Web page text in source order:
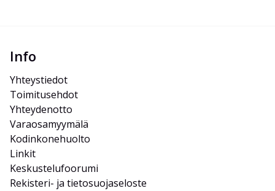
Info
Yhteystiedot
Toimitusehdot
Yhteydenotto
Varaosamyymälä
Kodinkonehuolto
Linkit
Keskustelufoorumi
Rekisteri- ja tietosuojaseloste